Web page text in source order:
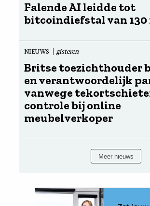
Falende AI leidde tot
bitcoindiefstal van 130
NIEUWS gisteren
Britse toezichthouder
en verantwoordelijk
vanwege
controle bij online
meubelverkoper
Meer nieuws